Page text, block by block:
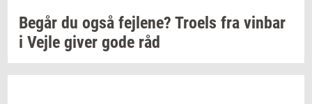
Begår du også fejl­e­ne? Tro­els fra vin­bar
i Vejle giver gode råd